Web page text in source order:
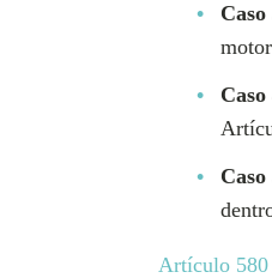
Caso
Caso
Caso
Artículo 580